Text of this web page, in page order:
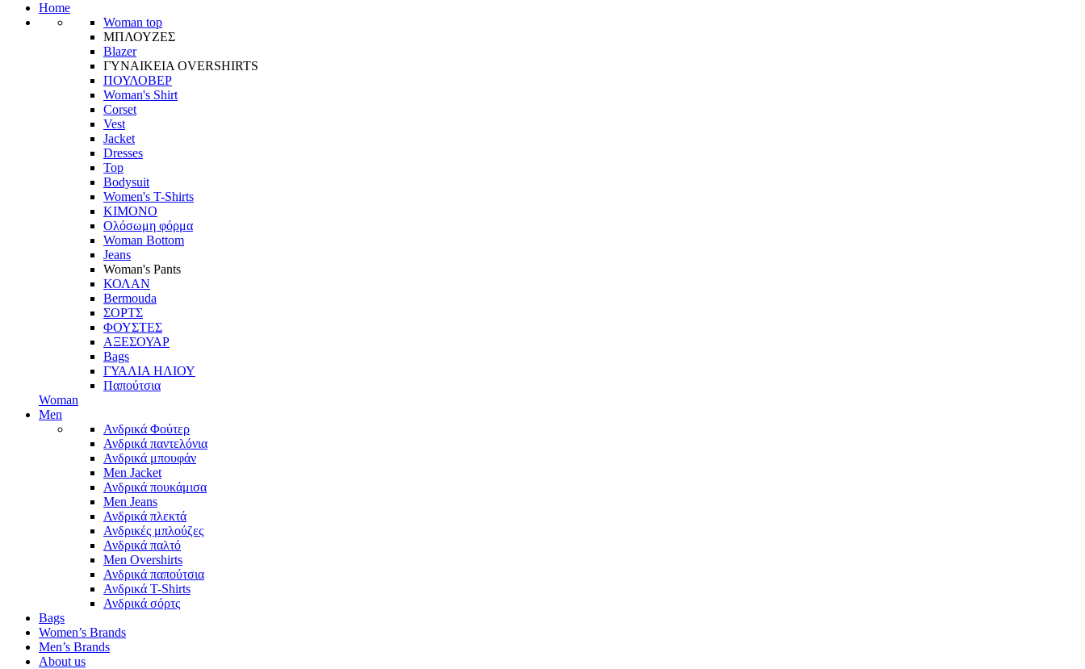
Home
Woman top
ΜΠΛΟΥΖΕΣ
Blazer
ΓΥΝΑΙΚΕΙΑ OVERSHIRTS
ΠΟΥΛΟΒΕΡ
Woman's Shirt
Corset
Vest
Jacket
Dresses
Top
Bodysuit
Women's T-Shirts
ΚΙΜΟΝΟ
Ολόσωμη φόρμα
Woman Bottom
Jeans
Woman's Pants
ΚΟΛΑΝ
Bermouda
ΣΟΡΤΣ
ΦΟΥΣΤΕΣ
ΑΞΕΣΟΥΑΡ
Bags
ΓΥΑΛΙΑ ΗΛΙΟΥ
Παπούτσια
Woman
Men
Ανδρικά Φούτερ
Ανδρικά παντελόνια
Ανδρικά μπουφάν
Men Jacket
Ανδρικά πουκάμισα
Men Jeans
Ανδρικά πλεκτά
Ανδρικές μπλούζες
Ανδρικά παλτό
Men Overshirts
Ανδρικά παπούτσια
Ανδρικά T-Shirts
Ανδρικά σόρτς
Bags
Women’s Brands
Men’s Brands
About us